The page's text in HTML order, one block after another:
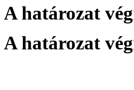
A határozat
A határozat